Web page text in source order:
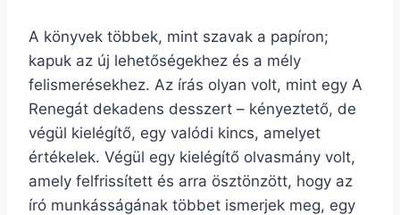
A könyvek többek, mint szavak a papíron;
kapuk az új lehetőségekhez és a mély
felismerésekhez. Az írás olyan volt, mint egy A
Renegát dekadens desszert – kényeztető, de
végül kielégítő, egy valódi kincs, amelyet
értékelek. Végül egy kielégítő olvasmány volt,
amely felfrissített és arra ösztönzött, hogy az
író munkásságának többet ismerjek meg, egy